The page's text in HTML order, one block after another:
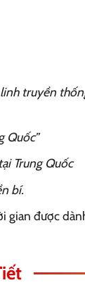
truyền
Quốc”
Trung Quốc
bí.
gian được